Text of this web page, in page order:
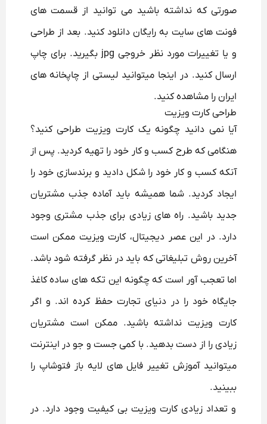
صورتی که نداشته باشید می توانید از قسمت های
فونت های سایت به رایگان دانلود کنید. بعد از طراحی
و یا تغییرات مورد نظر خروجی jpg بگیرید. برای چاپ
ارسال کنید. در اینجا میتوانید لیستی از چاپخانه های
ایران را مشاهده کنید.
طراحی کارت ویزیت
آیا نمی دانید چگونه یک کارت ویزیت طراحی کنید؟
هنگامی که طرح کسب و کار خود را تهیه کردید. پس از
آنکه کسب و کار خود را شکل دادید و برندسازی خود را
ایجاد کردید. شما همیشه باید آماده جذب مشتریان
جدید باشید. راه های زیادی برای جذب مشتری وجود
دارد. در این عصر دیجیتال، کارت ویزیت ممکن است
آخرین روش تبلیغاتی که باید در نظر گرفته شود باشد.
اما تعجب آور است که چگونه این تکه های ساده کاغذ
جایگاه خود را در دنیای تجارت حفظ کرده اند. و اگر
کارت ویزیت نداشته باشید. ممکن است مشتریان
زیادی را از دست بدهید. با کمی جست و جو در اینترنت
میتوانید آموزش تغییر فایل های لایه باز فتوشاپ را
ببینید.
و تعداد زیادی کارت ویزیت بی کیفیت وجود دارد. در